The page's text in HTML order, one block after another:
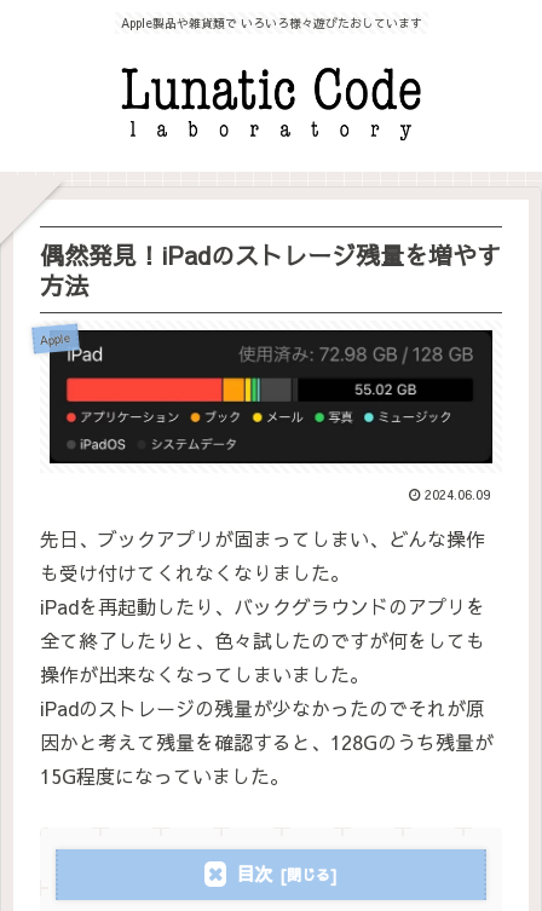
Apple製品や雑貨類で いろいろ様々遊びたおしています
偶然発見！iPadのストレージ残量を増やす
方法
Apple
2024.06.09
先日、ブックアプリが固まってしまい、どんな操作
も受け付けてくれなくなりました。
iPadを再起動したり、バックグラウンドのアプリを
全て終了したりと、色々試したのですが何をしても
操作が出来なくなってしまいました。
iPadのストレージの残量が少なかったのでそれが原
因かと考えて残量を確認すると、128Gのうち残量が
15G程度になっていました。
目次